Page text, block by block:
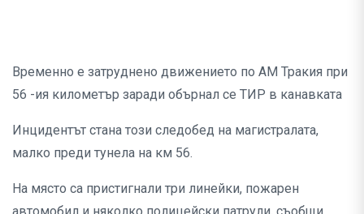
Временно е затруднено движението по АМ Тракия при
56 -ия километър заради обърнал се ТИР в канавката
Инцидентът стана този следобед на магистралата,
малко преди тунела на км 56.
На място са пристигнали три линейки, пожарен